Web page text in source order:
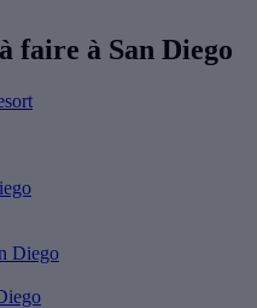
faire à San Diego
Diego